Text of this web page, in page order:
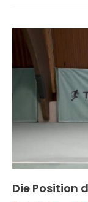
Die Position
Position
Schlagarms